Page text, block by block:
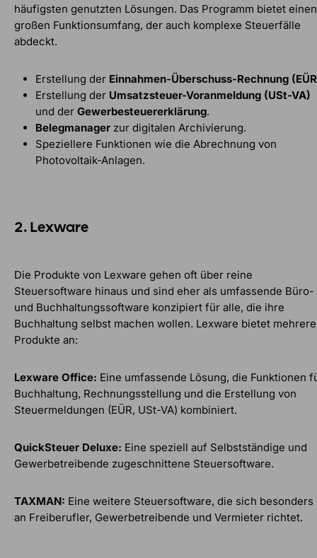
häufigsten genutzten Lösungen. Das Programm bietet einen
großen Funktionsumfang, der auch komplexe Steuerfälle
abdeckt.
Erstellung der Einnahmen-Überschuss-Rechnung
Erstellung der Umsatzsteuer-Voranmeldung (USt-VA)
und der Gewerbesteuererklärung.
Belegmanager zur digitalen Archivierung.
Speziellere Funktionen wie die Abrechnung von
Photovoltaik-Anlagen.
2. Lexware
Die Produkte von Lexware gehen oft über reine
Steuersoftware hinaus und sind eher als umfassende Büro-
und Buchhaltungssoftware konzipiert für alle, die ihre
Buchhaltung selbst machen wollen. Lexware bietet mehrere
Produkte an:
Lexware Office: Eine umfassende Lösung, die Funktionen
Buchhaltung, Rechnungsstellung und die Erstellung von
Steuermeldungen (EÜR, USt-VA) kombiniert.
QuickSteuer Deluxe: Eine speziell auf Selbstständige und
Gewerbetreibende zugeschnittene Steuersoftware.
TAXMAN: Eine weitere Steuersoftware, die sich besonders
an Freiberufler, Gewerbetreibende und Vermieter richtet.